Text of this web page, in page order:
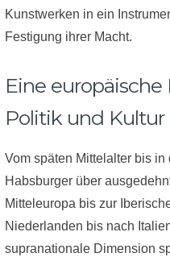
Kunstwerken in ein
Festigung ihrer Macht.
Eine
Politik und Kultur
Vom späten Mittelalter bis
Habsburger über
Mitteleuropa bis zur
Niederlanden bis nach
supranationale Dimension